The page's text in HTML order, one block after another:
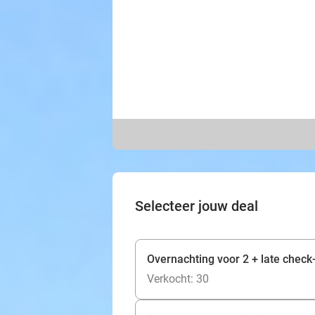
Selecteer jouw deal
Overnachting voor 2 + late
Verkocht: 30